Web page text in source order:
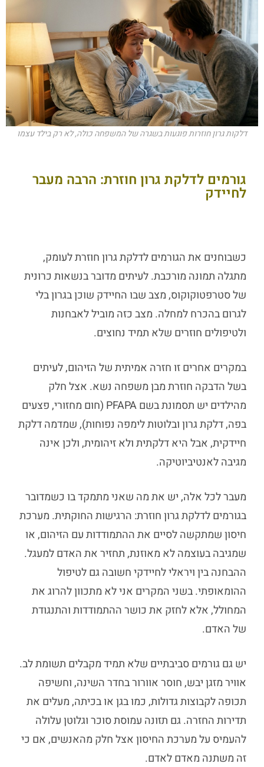
דלקות גרון חוזרות פוגעות בשגרה של המשפחה כולה, לא רק בילד עצמו
גורמים לדלקת גרון חוזרת: הרבה מעבר
לחיידק
כשבוחנים את הגורמים לדלקת גרון חוזרת לעומק,
מתגלה תמונה מורכבת. לעיתים מדובר בנשאות כרונית
של סטרפטוקוקוס, מצב שבו החיידק שוכן בגרון בלי
לגרום בהכרח למחלה. מצב כזה מוביל לאבחנות
ולטיפולים חוזרים שלא תמיד נחוצים.
במקרים אחרים זו חזרה אמיתית של הזיהום, לעיתים
בשל הדבקה חוזרת מבן משפחה נשא. אצל חלק
מהילדים יש תסמונת בשם PFAPA (חום מחזורי, פצעים
בפה, דלקת גרון ובלוטות לימפה נפוחות), שמדמה דלקת
חיידקית, אבל היא דלקתית ולא זיהומית, ולכן אינה
מגיבה לאנטיביוטיקה.
מעבר לכל אלה, יש את מה שאני מתמקד בו כשמדובר
בגורמים לדלקת גרון חוזרת: הרגישות החוקתית. מערכת
חיסון שמתקשה לסיים את ההתמודדות עם הזיהום, או
שמגיבה בעוצמה לא מאוזנת, תחזיר את האדם למעגל.
ההבחנה בין ויראלי לחיידקי חשובה גם לטיפול
ההומאופתי. בשני המקרים אני לא מתכוון להרוג את
המחולל, אלא לחזק את כושר ההתמודדות והתנגודת
של האדם.
יש גם גורמים סביבתיים שלא תמיד מקבלים תשומת לב.
אוויר מזגן יבש, חוסר אוורור בחדר השינה, וחשיפה
תכופה לקבוצות גדולות, כמו בגן או בכיתה, מעלים את
תדירות החזרה. גם תזונה עמוסת סוכר וגלוטן עלולה
להעמיס על מערכת החיסון אצל חלק מהאנשים, אם כי
זה משתנה מאדם לאדם.